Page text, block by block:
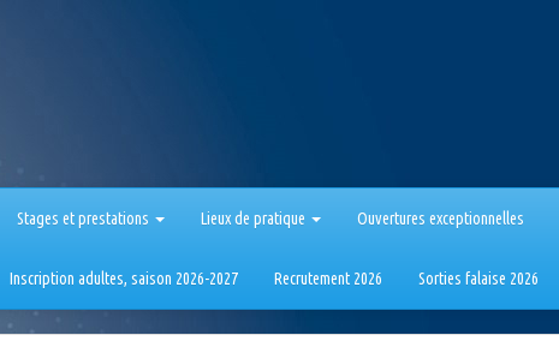
Stages et prestations Lieux de pratique Ouvertures exceptionnelles
Inscription adultes, saison 2026-2027 Recrutement 2026 Sorties falaise 2026